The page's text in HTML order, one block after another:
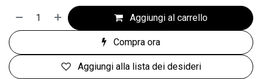
Aggiungi al carrello
Compra ora
Aggiungi alla lista dei desideri